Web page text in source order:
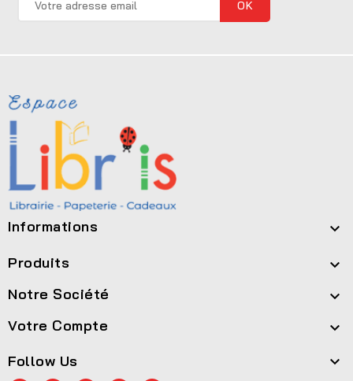
Informations 
Produits 
Notre Société 
Votre Compte 
Follow Us 